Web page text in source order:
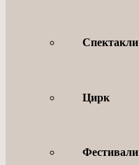
Спектакли
Цирк
Фестивали